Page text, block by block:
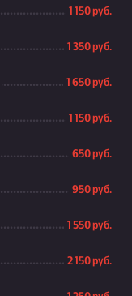
1 150 руб.
1 350 руб.
1 650 руб.
1 150 руб.
650 руб.
950 руб.
1 550 руб.
2 150 руб.